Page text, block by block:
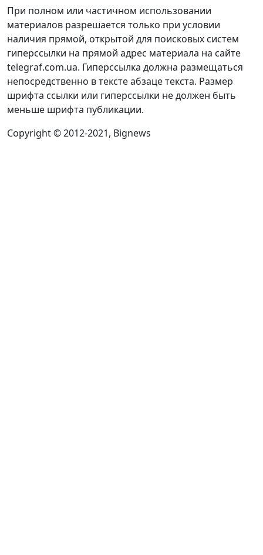
При полном или частичном использовании
материалов разрешается только при условии
наличия прямой, открытой для поисковых систем
гиперссылки на прямой адрес материала на сайте
telegraf.com.ua. Гиперссылка должна размещаться
непосредственно в тексте абзаце текста. Размер
шрифта ссылки или гиперссылки не должен быть
меньше шрифта публикации.
Copyright © 2012-2021, Bignews